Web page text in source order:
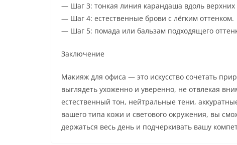
— Шаг 3: тонкая линия карандаша вдоль
— Шаг 4: естественные брови с лёгким оттенком.
— Шаг 5: помада или бальзам подходящего
Заключение
Макияж для офиса — это искусство сочетать
выглядеть ухоженно и уверенно, не отвлекая
естественный тон, нейтральные тени,
вашего типа кожи и светового окружения, вы
держаться весь день и подчеркивать вашу